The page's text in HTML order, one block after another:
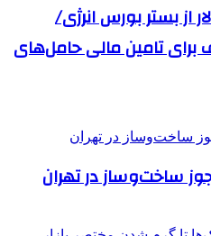
میلیارد دلار از بستر بورس انرژی/
سلف برای تامین مالی حامل‌های